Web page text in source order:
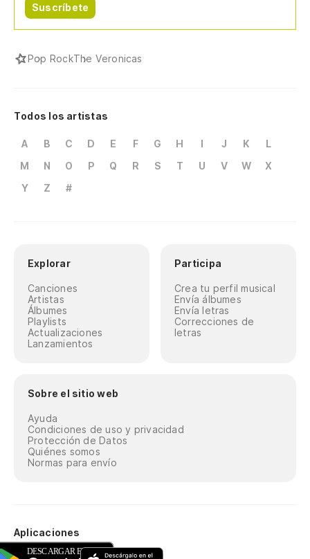
Suscríbete
Pop RockThe Veronicas
Todos los artistas
A B C D E F G H I J K
L
M
N O P Q R S T U V W
X
Y
Z #
Explorar
Canciones
Artistas
Álbumes
Playlists
Actualizaciones
Lanzamientos
Participa
Crea tu perfil musical
Envía álbumes
Envía letras
Correcciones de
letras
Sobre el sitio web
Ayuda
Condiciones de uso y privacidad
Protección de Datos
Quiénes somos
Normas para envío
Aplicaciones